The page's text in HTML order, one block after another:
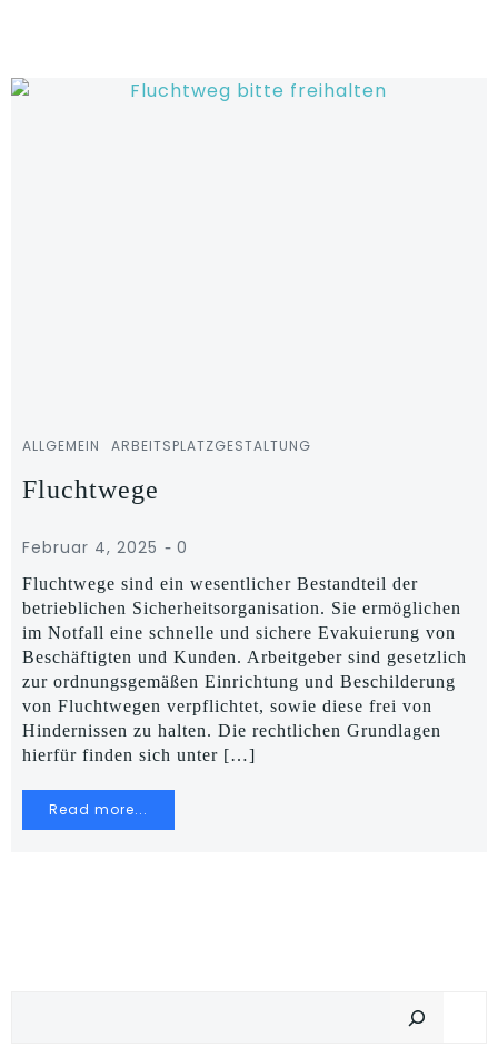
ALLGEMEIN ARBEITSPLATZGESTALTUNG
Fluchtwege
Februar 4, 2025 - 0
Fluchtwege sind ein wesentlicher Bestandteil der
betrieblichen Sicherheitsorganisation. Sie ermöglichen
im Notfall eine schnelle und sichere Evakuierung von
Beschäftigten und Kunden. Arbeitgeber sind gesetzlich
zur ordnungsgemäßen Einrichtung und Beschilderung
von Fluchtwegen verpflichtet, sowie diese frei von
Hindernissen zu halten. Die rechtlichen Grundlagen
hierfür finden sich unter […]
Read more...